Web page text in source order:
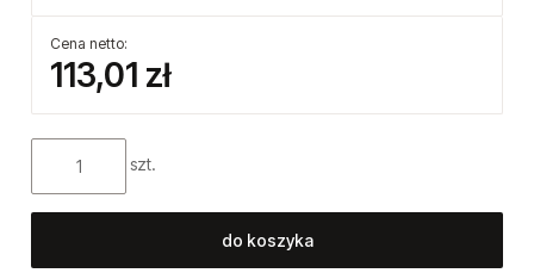
Cena netto:
113,01 zł
szt.
do koszyka